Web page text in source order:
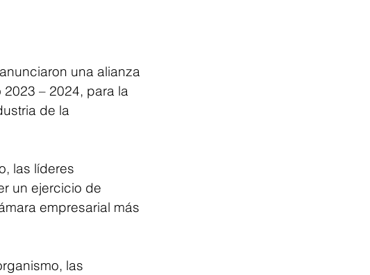
una alianza
– 2024, para la
de la
las líderes
un ejercicio de
empresarial más
las